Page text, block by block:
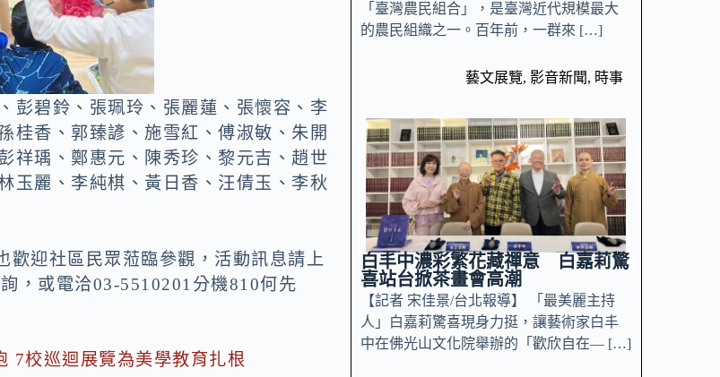
彭碧鈴、張珮玲、張麗蓮、張懷容、李
桂香、郭臻諺、施雪紅、傅淑敏、朱開
祥瑀、鄭惠元、陳秀珍、黎元吉、趙世
玉麗、李純棋、黃日香、汪倩玉、李秋
歡迎社區民眾蒞臨參觀，活動訊息請上
，或電洽03-5510201分機810何先
7校巡迴展覽為美學教育扎根
「臺灣農民組合」，是臺灣近代規模最大
的農民組織之一。百年前，一群來 […]
藝文展覽, 影音新聞, 時事
白丰中濃彩繁花藏禪意 白嘉莉驚
喜站台掀茶畫會高潮
【記者 宋佳景/台北報導】 「最美麗主持
人」白嘉莉驚喜現身力挺，讓藝術家白丰
中在佛光山文化院舉辦的「歡欣自在— […]